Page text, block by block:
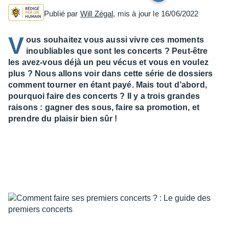
Publié par Will Zégal, mis à jour le 16/06/2022
V ous souhaitez vous aussi vivre ces moments
inoubliables que sont les concerts ? Peut-être
les avez-vous déjà un peu vécus et vous en voulez
plus ? Nous allons voir dans cette série de dossiers
comment tourner en étant payé. Mais tout d’abord,
pourquoi faire des concerts ? Il y a trois grandes
raisons : gagner des sous, faire sa promotion, et
prendre du plaisir bien sûr !